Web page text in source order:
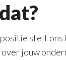
stelt ons
jouw